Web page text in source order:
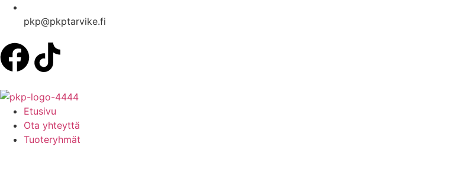
pkp@pkptarvike.fi
Etusivu
Ota yhteyttä
Tuoteryhmät